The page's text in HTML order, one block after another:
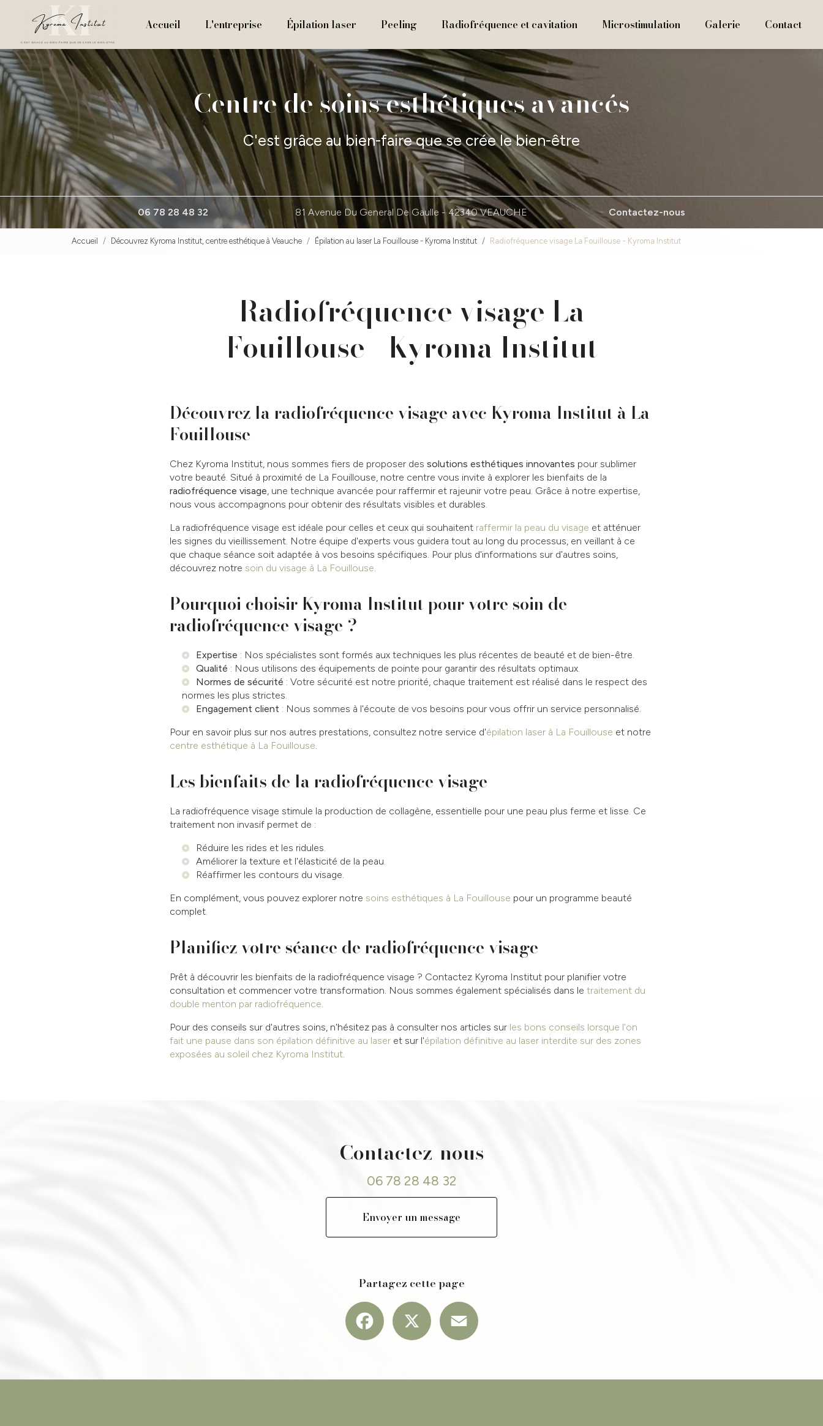
contenu
principal
Accueil
L'entreprise Épilation laser Peeling Radiofréquence et cavitation Microstimulation Galerie Contact
Centre de soins esthétiques avancés
C'est grâce au bien-faire que se crée le bien-être
06 78 28 48 32 81 Avenue Du General De Gaulle -42340 VEAUCHE Contactez-nous
Accueil Découvrez Kyroma Institut, centre esthétique à Veauche Épilation au laser La Fouillouse - Kyroma Institut Radiofréquence visage La Fouillouse - Kyroma Institut
Radiofréquence visage La
Fouillouse - Kyroma Institut
Découvrez la radiofréquence visage avec Kyroma Institut à La
Fouillouse
Chez Kyroma Institut, nous sommes fiers de proposer des solutions esthétiques innovantes pour sublimer
votre beauté. Situé à proximité de La Fouillouse, notre centre vous invite à explorer les bienfaits de la
radiofréquence visage, une technique avancée pour raffermir et rajeunir votre peau. Grâce à notre expertise,
nous vous accompagnons pour obtenir des résultats visibles et durables.
La radiofréquence visage est idéale pour celles et ceux qui souhaitent raffermir la peau du visage et atténuer
les signes du vieillissement. Notre équipe d'experts vous guidera tout au long du processus, en veillant à ce
que chaque séance soit adaptée à vos besoins spécifiques. Pour plus d'informations sur d'autres soins,
découvrez notre soin du visage à La Fouillouse.
Pourquoi choisir Kyroma Institut pour votre soin de
radiofréquence visage ?
Expertise : Nos spécialistes sont formés aux techniques les plus récentes de beauté et de bien-être.
Qualité : Nous utilisons des équipements de pointe pour garantir des résultats optimaux.
Normes de sécurité : Votre sécurité est notre priorité, chaque traitement est réalisé dans le respect des
normes les plus strictes.
Engagement client : Nous sommes à l'écoute de vos besoins pour vous offrir un service personnalisé.
Pour en savoir plus sur nos autres prestations, consultez notre service d'épilation laser à La Fouillouse et notre
centre esthétique à La Fouillouse.
Les bienfaits de la radiofréquence visage
La radiofréquence visage stimule la production de collagène, essentielle pour une peau plus ferme et lisse. Ce
traitement non invasif permet de :
Réduire les rides et les ridules.
Améliorer la texture et l'élasticité de la peau.
Réaffirmer les contours du visage.
En complément, vous pouvez explorer notre soins esthétiques à La Fouillouse pour un programme beauté
complet.
Planifiez votre séance de radiofréquence visage
Prêt à découvrir les bienfaits de la radiofréquence visage ? Contactez Kyroma Institut pour planifier votre
consultation et commencer votre transformation. Nous sommes également spécialisés dans le traitement du
double menton par radiofréquence.
Pour des conseils sur d'autres soins, n'hésitez pas à consulter nos articles sur les bons conseils lorsque l'on
fait une pause dans son épilation définitive au laser et sur l'épilation définitive au laser interdite sur des zones
exposées au soleil chez Kyroma Institut.
Contactez-nous
06 78 28 48 32
Envoyer un message
Partagez cette page
Facebook